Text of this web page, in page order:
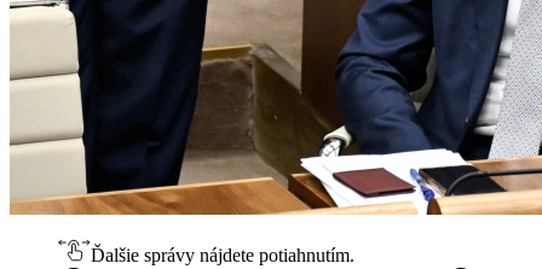
Ďalšie správy nájdete potiahnutím.